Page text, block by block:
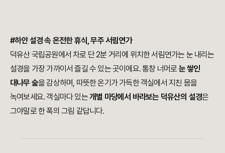
#하얀 설경 속 온전한 휴식, 무주 서림연가
덕유산 국립공원에서 차로 단 2분 거리에 위치한 서림연가는 눈 내리는
설경을 가장 가까이서 즐길 수 있는 곳이에요. 통창 너머로 눈 쌓인
대나무 숲을 감상하며, 따뜻한 온기가 가득한 객실에서 지친 몸을
녹여보세요. 객실마다 있는개별 마당에서 바라보는 덕유산의 설경은
그야말로 한 폭의 그림 같답니다.